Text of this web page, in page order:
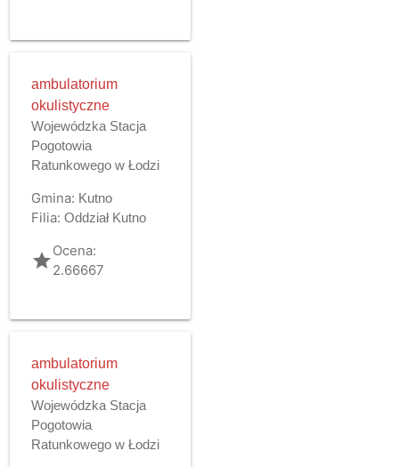
ambulatorium
okulistyczne
Wojewódzka Stacja
Pogotowia
Ratunkowego w Łodzi
Gmina: Kutno
Filia: Oddział Kutno
gradeOcena:
2.66667
ambulatorium
okulistyczne
Wojewódzka Stacja
Pogotowia
Ratunkowego w Łodzi